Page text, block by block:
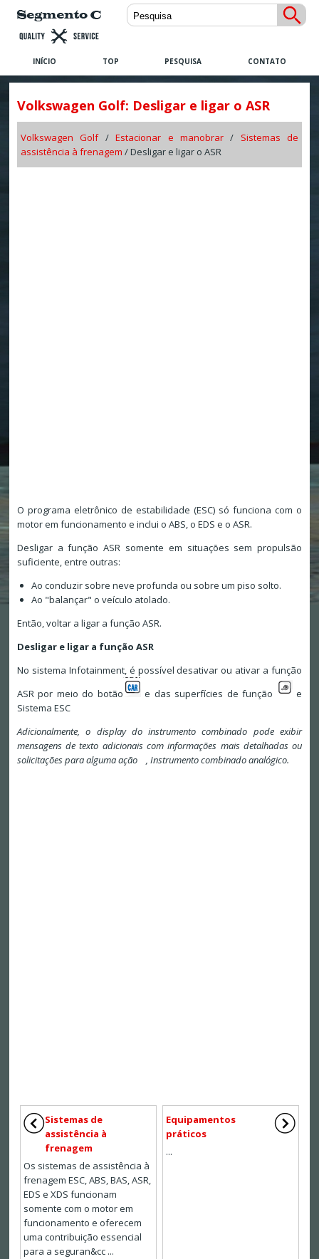
INÍCIO TOP PESQUISA CONTATO
Volkswagen Golf: Desligar e ligar o ASR
Volkswagen Golf/Estacionar e manobrar/ Sistemas de
assistência à frenagem / Desligar e ligar o ASR
O programa eletrônico de estabilidade (ESC) só funciona com o
motor em funcionamento e inclui o ABS, o EDS e o ASR.
Desligar a função ASR somente em situações sem propulsão
suficiente, entre outras:
Ao conduzir sobre neve profunda ou sobre um piso solto.
Ao "balançar" o veículo atolado.
Então, voltar a ligar a função ASR.
Desligar e ligar a função ASR
No sistema Infotainment, é possível desativar ou ativar a função
ASR por meio do botão
e das superfícies de função
e
Sistema ESC
Adicionalmente, o display do instrumento combinado pode exibir
mensagens de texto adicionais com informações mais detalhadas ou
solicitações para alguma ação , Instrumento combinado analógico.
Sistemas de
assistência à
frenagem
Os sistemas de assistência à
frenagem ESC, ABS, BAS, ASR,
EDS e XDS funcionam
somente com o motor em
funcionamento e oferecem
uma contribuição essencial
para a seguran&cc ...
Equipamentos
práticos
...